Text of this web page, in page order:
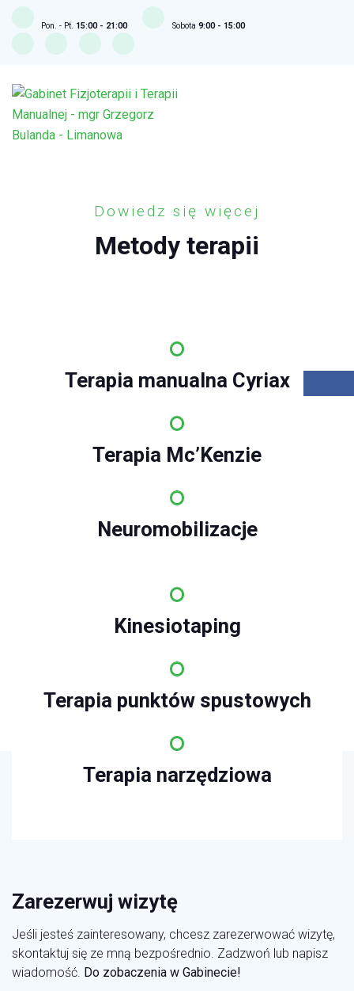
Pon. - Pt. 15:00 - 21:00 Sobota 9:00 - 15:00
Dowiedz się więcej
Metody terapii
Terapia manualna Cyriax
Terapia Mc’Kenzie
Neuromobilizacje
Kinesiotaping
Terapia punktów spustowych
Terapia narzędziowa
Zarezerwuj wizytę
Jeśli jesteś zainteresowany, chcesz zarezerwować wizytę,
skontaktuj się ze mną bezpośrednio. Zadzwoń lub napisz
wiadomość. Do zobaczenia w Gabinecie!